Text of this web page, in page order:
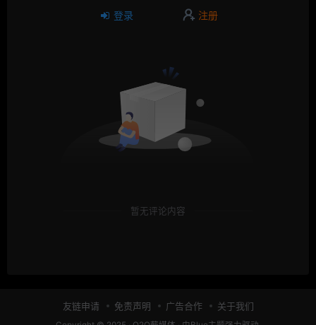
登录 注册
暂无评论内容
友链申请 免责声明 广告合作 关于我们